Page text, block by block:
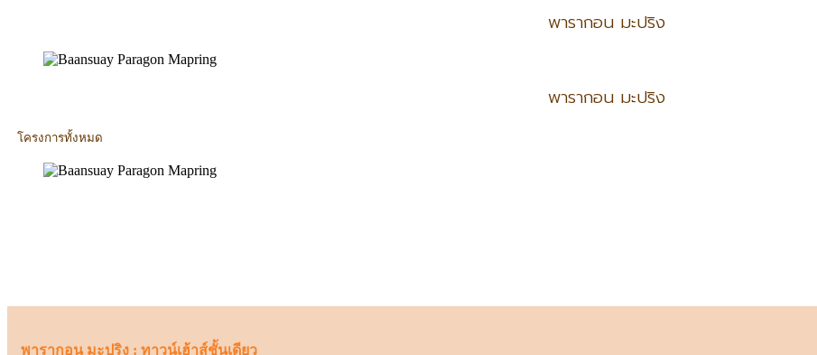
พารากอน มะปริง
พารากอน มะปริง
โครงการทั้งหมด
พารากอน มะปริง : ทาวน์เฮ้าส์ชั้นเดียว